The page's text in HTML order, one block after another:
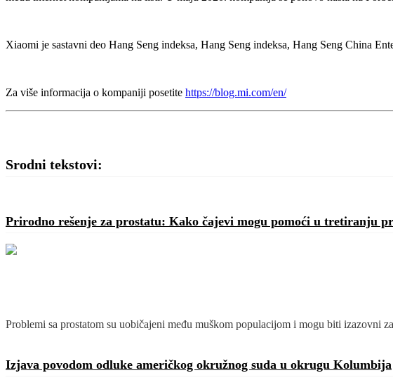
Xiaomi je sastavni deo Hang Seng indeksa, Hang Seng indeksa, Hang Seng China
Za više informacija o kompaniji posetite https://blog.mi.com/en/
Srodni tekstovi:
Prirodno rešenje za prostatu: Kako čajevi mogu pomoći u tretiranju
Problemi sa prostatom su uobičajeni među muškom populacijom i mogu biti izazovni
Izjava povodom odluke američkog okružnog suda u okrugu Kolumbija